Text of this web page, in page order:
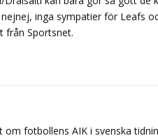
inga sympatier för Leafs
från Sportsnet.
fotbollens AIK i svenska